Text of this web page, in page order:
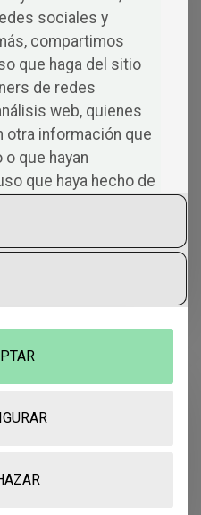
complejo del ser
sociales y
compartimos
que haga del sitio
de redes
web, quienes
otra información que
o que hayan
que haya hecho de